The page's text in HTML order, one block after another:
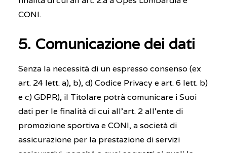
CONI.
5. Comunicazione dei dati
Senza la necessità di un espresso consenso (ex
art. 24 lett. a), b), d) Codice Privacy e art. 6 lett. b)
e c) GDPR), il Titolare potrà comunicare i Suoi
dati per le finalità di cui all’art. 2 all’ente di
promozione sportiva e CONI, a società di
assicurazione per la prestazione di servizi